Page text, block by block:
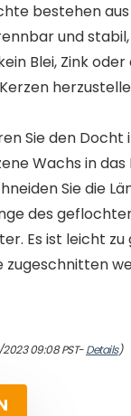
bestehen
und
Blei, Zink
Sie den
Wachs in das
Sie die
des
Es ist leicht
zugeschnitten
09:08 PST-Details)